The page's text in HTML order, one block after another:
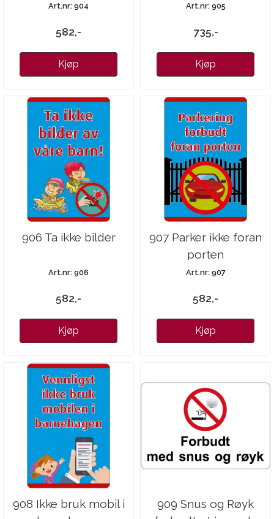
Art.nr: 904
582,-
Kjøp
Art.nr: 905
735,-
Kjøp
906 Ta ikke bilder
Art.nr: 906
582,-
Kjøp
907 Parker ikke foran
porten
Art.nr: 907
582,-
Kjøp
908 Ikke bruk mobil i
909 Snus og Røyk